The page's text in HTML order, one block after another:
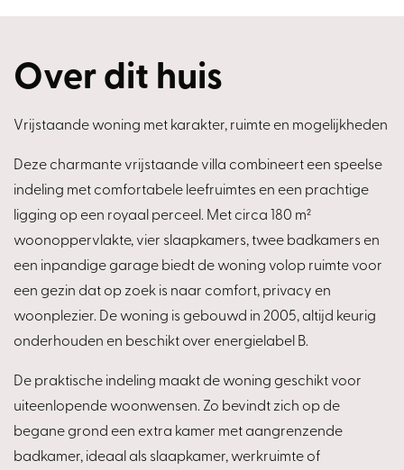
Over dit huis
Vrijstaande woning met karakter, ruimte en mogelijkheden
Deze charmante vrijstaande villa combineert een speelse
indeling met comfortabele leefruimtes en een prachtige
ligging op een royaal perceel. Met circa 180 m²
woonoppervlakte, vier slaapkamers, twee badkamers en
een inpandige garage biedt de woning volop ruimte voor
een gezin dat op zoek is naar comfort, privacy en
woonplezier. De woning is gebouwd in 2005, altijd keurig
onderhouden en beschikt over energielabel B.
De praktische indeling maakt de woning geschikt voor
uiteenlopende woonwensen. Zo bevindt zich op de
begane grond een extra kamer met aangrenzende
badkamer, ideaal als slaapkamer, werkruimte of